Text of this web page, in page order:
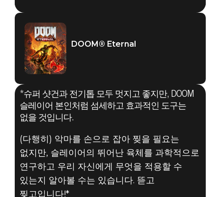
DOOM® Eternal
*슈퍼 샷건과 전기톱 모두 멋지고 좋지만, DOOM
슬레이어 본인처럼 섬세하고 효과적인 도구는
없을 것입니다.
(다행히) 악마를 손으로 잡아 찢을 필요는
없지만, 슬레이어의 뛰어난 육체를 과학적으로
연구하고 우리 자신에게 무엇을 적용할 수
있는지 알아볼 수는 있습니다. 뜯고
찢고입니다!*